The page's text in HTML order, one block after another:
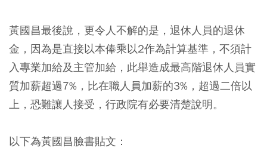
黃國昌最後說，更令人不解的是，退休人員的退休
金，因為是直接以本俸乘以2作為計算基準，不須計
入專業加給及主管加給，此舉造成最高階退休人員實
質加薪超過7%，比在職人員加薪的3%，超過二倍以
上，恐難讓人接受，行政院有必要清楚說明。
以下為黃國昌臉書貼文：